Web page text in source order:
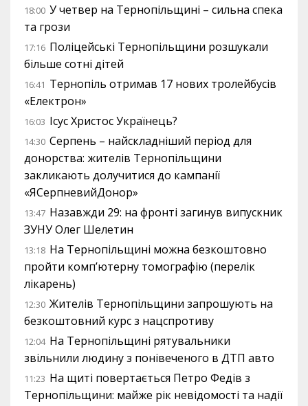
18:00 У четвер на Тернопільщині – сильна спека
та грози
17:16 Поліцейські Тернопільщини розшукали
більше сотні дітей
16:41 Тернопіль отримав 17 нових тролейбусів
«Електрон»
16:03 Ісус Христос Українець?
14:30 Серпень – найскладніший період для
донорства: жителів Тернопільщини
закликають долучитися до кампанії
«ЯСерпневийДонор»
13:47 Назавжди 29: на фронті загинув випускник
ЗУНУ Олег Шелетин
13:18 На Тернопільщині можна безкоштовно
пройти комп’ютерну томографію (перелік
лікарень)
12:30 Жителів Тернопільщини запрошують на
безкоштовний курс з нацспротиву
12:04 На Тернопільщині рятувальники
звільнили людину з понівеченого в ДТП авто
11:23 На щиті повертається Петро Федів з
Тернопільщини: майже рік невідомості та надії